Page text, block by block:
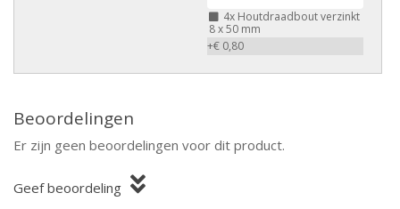
4xHoutdraadbout verzinkt
8 x 50 mm
+€ 0,80
Beoordelingen
Er zijn geen beoordelingen voor dit product.
Geef beoordeling